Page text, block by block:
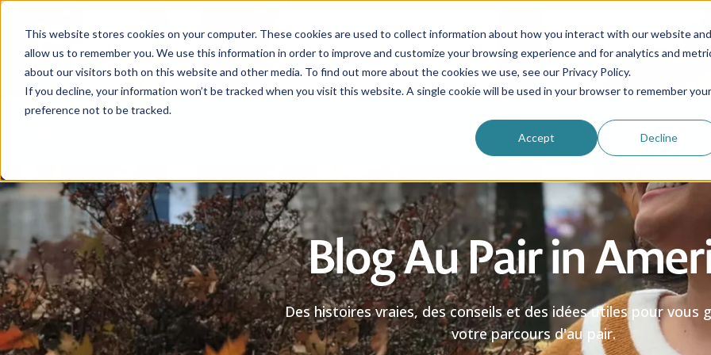
This website stores cookies on your computer. These cookies are used to collect information about how you interact with our website and
allow us to remember you. We use this information in order to improve and customize your browsing experience and for analytics and
about our visitors both on this website and other media. To find out more about the cookies we use, see our Privacy Policy.
If you decline, your information won’t be tracked when you visit this website. A single cookie will be used in your browser to remember your
preference not to be tracked.
Accept Decline
Devenez au pair Pourquoi nous choisir ? Programmes
Blog Au Pair in
Des histoires vraies, des conseils et des idées utiles pour vous
votre parcours d'au pair.